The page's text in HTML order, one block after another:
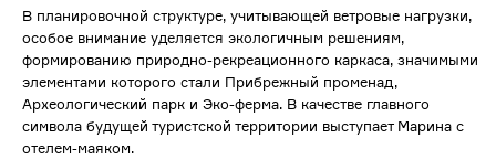
В планировочной структуре, учитывающей ветровые нагрузки,
особое внимание уделяется экологичным решениям,
формированию природно-рекреационного каркаса, значимыми
элементами которого стали Прибрежный променад,
Археологический парк и Эко-ферма. В качестве главного
символа будущей туристской территории выступает Марина с
отелем-маяком.